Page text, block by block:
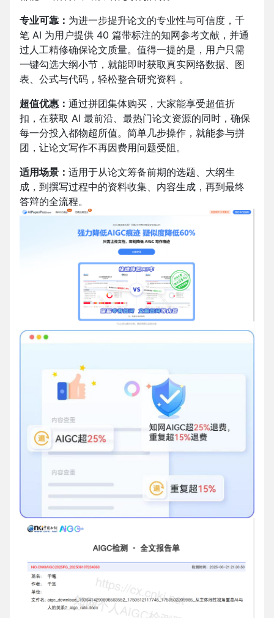
专业可靠： 为进一步提升论文的专业性与可信度，千
笔 AI 为用户提供 40 篇带标注的知网参考文献，并通
过人工精修确保论文质量。值得一提的是，用户只需
一键勾选大纲小节，就能即时获取真实网络数据、图
表、公式与代码，轻松整合研究资料 。​
超值优惠： 通过拼团集体购买，大家能享受超值折
扣，在获取 AI 最前沿、最热门论文资源的同时，确保
每一分投入都物超所值。简单几步操作，就能参与拼
团，让论文写作不再因费用问题受阻。
适用场景： 适用于从论文筹备前期的选题、大纲生
成，到撰写过程中的资料收集、内容生成，再到最终
答辩的全流程。